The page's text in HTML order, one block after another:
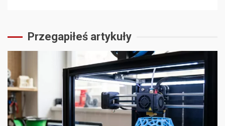
Przegapiłeś artykuły